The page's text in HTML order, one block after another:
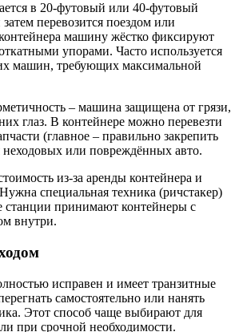
в 20-футовый или 40-футовый
перевозится поездом или
машину жёстко фиксируют
упорами. Часто используется
машин, требующих максимальной
– машина защищена от грязи,
глаз. В контейнере можно перевезти
(главное – правильно закрепить
неходовых или повреждённых авто.
из-за аренды контейнера и
специальная техника (ричстакер)
станции принимают контейнеры с
внутри.
исправен и имеет транзитные
самостоятельно или нанять
Этот способ чаще выбирают для
при срочной необходимости.